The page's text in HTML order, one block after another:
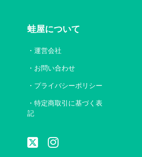
蛙屋について
運営会社
お問い合わせ
プライバシーポリシー
特定商取引に基づく表
記